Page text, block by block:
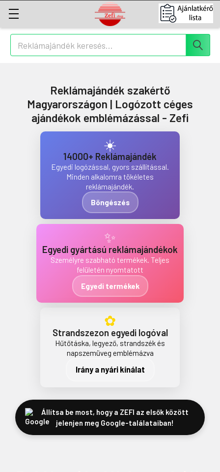
Keresés
Reklámajándék szakértő
Magyarországon | Logózott céges
ajándékok emblémázással - Zefi
☀️
14000+ Reklámajándék
Egyedi logózással, gyors szállítással.
Minden alkalomra tökéletes
reklámajándék.
Böngészés
✨
Egyedi gyártású reklámajándékok
Személyre szabható termékek. Teljes
felületén nyomtatott
Egyedi termékek
✿
Strandszezon egyedi logóval
Hűtőtáska, legyező, strandszék és
napszemüveg emblémázva
Irány a nyári kínálat
Állítsa be most, hogy a ZEFI az elsők között
jelenjen meg Google-találataiban!